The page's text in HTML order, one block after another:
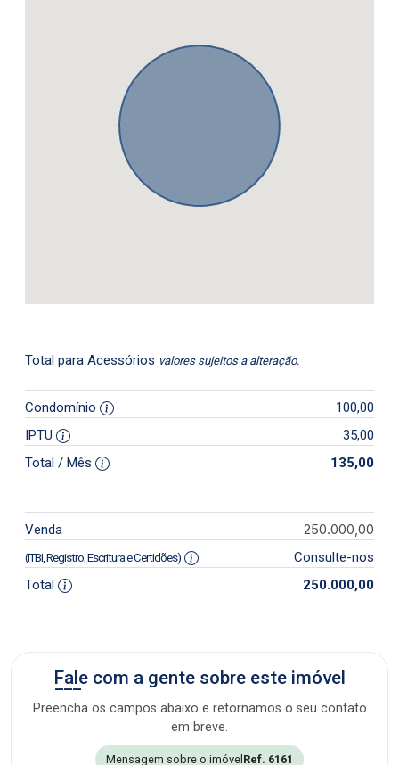
Total para Acessórios valores sujeitos a alteração.
Condomínio
100,00
IPTU
35,00
Total / Mês
135,00
Venda 250.000,00
(ITBI, Registro, Escritura e Certidões)
Consulte-nos
Total
250.000,00
Fale com a gente sobre este imóvel
Preencha os campos abaixo e retornamos o seu contato
em breve.
Mensagem sobre o imóvelRef. 6161